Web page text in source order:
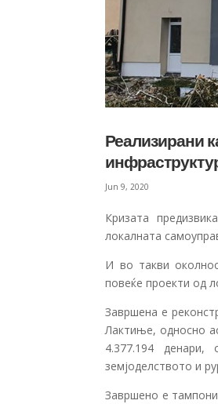
Реализирани
Jun 9, 2020
Кризата
локалната
И во такви
повеќе проекти од
Завршена е
Лактиње, односно
4.377.194
земјоделството и
Завршено е